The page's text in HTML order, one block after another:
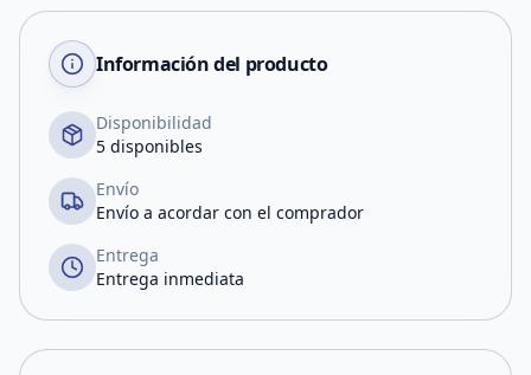
Información del producto
Disponibilidad
5 disponibles
Envío
Envío a acordar con el comprador
Entrega
Entrega inmediata